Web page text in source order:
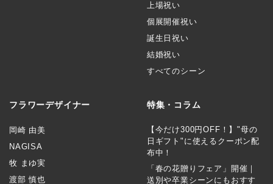
上場祝い
個展開催祝い
誕生日祝い
結婚祝い
すべてのシーン
フラワーデザイナー
岡崎 由美
NAGISA
牧 まゆ実
渡部 慎也
特集・コラム
【今だけ300円OFF！】"母の
日ギフト"に使えるクーポン配
布中！
「春の花贈りフェア」開催｜
送別や卒業シーンにもおすす